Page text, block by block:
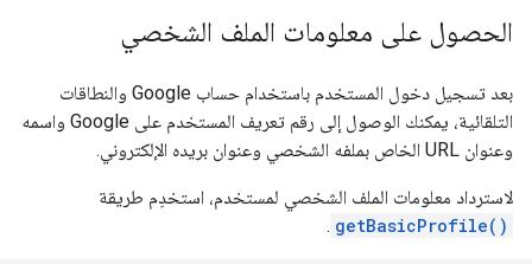
الحصول على معلومات الملف الشخصي
بعد تسجيل دخول المستخدم باستخدام حساب Google والنطاقات
التلقائية، يمكنك الوصول إلى رقم تعريف المستخدم على Google واسمه
وعنوان URL الخاص بملفه الشخصي وعنوان بريده الإلكتروني.
لاسترداد معلومات الملف الشخصي لمستخدم، استخدِم طريقة
getBasicProfile()
.